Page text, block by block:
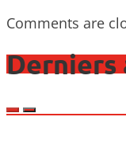
Comments are